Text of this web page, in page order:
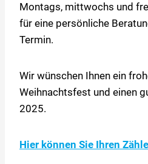
Montags, mittwochs und
für eine persönliche
Termin.
Wir wünschen Ihnen ein
Weihnachtsfest und einen
2025.
Hier können Sie Ihren